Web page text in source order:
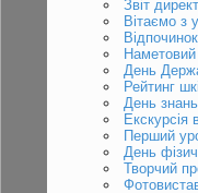
Звіт
Вітаємо
Наметовий
День
Рейтинг
День знань
Екскурсія
Перший
День
Творчий